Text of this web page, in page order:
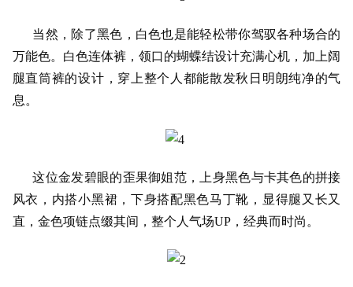
当然，除了黑色，白色也是能轻松带你驾驭各种场合的
万能色。白色连体裤，领口的蝴蝶结设计充满心机，加上阔
腿直筒裤的设计，穿上整个人都能散发秋日明朗纯净的气
息。
这位金发碧眼的歪果御姐范，上身黑色与卡其色的拼接
风衣，内搭小黑裙，下身搭配黑色马丁靴，显得腿又长又
直，金色项链点缀其间，整个人气场UP，经典而时尚。